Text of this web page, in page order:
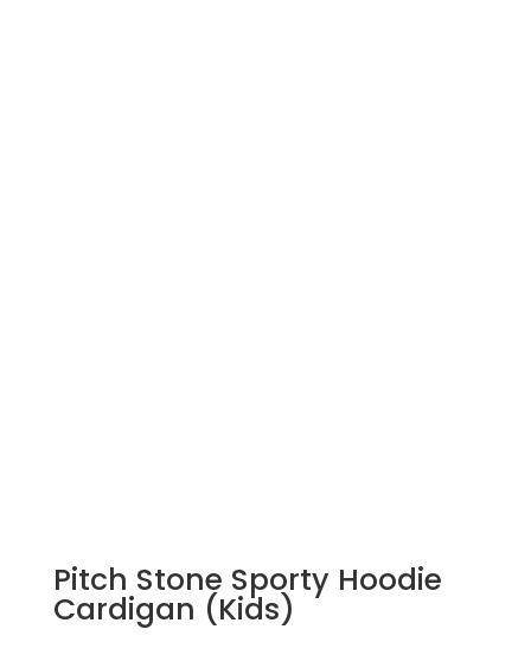
Pitch Stone Sporty Hoodie
Cardigan (Kids)